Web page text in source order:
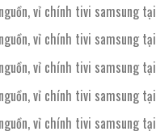
vỉ chính tivi samsung tại
vỉ chính tivi samsung tại
vỉ chính tivi samsung tại
vỉ chính tivi samsung tại
vỉ chính tivi samsung tại